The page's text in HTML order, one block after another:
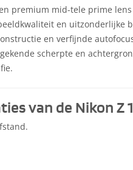
premium mid-tele prime
en uitzonderlijke
en verfijnde
scherpte en
van de Nikon Z